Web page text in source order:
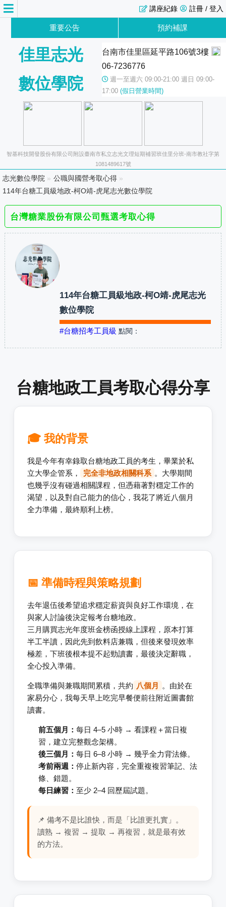
註冊 / 登入
講座紀錄
重要公告 預約補課
佳里志光
數位學院
台南市佳里區延平路106號3樓
06-7236776
週一至週六 09:00-21:00 週日 09:00-
17:00 (假日營業時間)
智基科技開發股份有限公司附設臺南市私立志光文理短期補習班佳里分班-南市教社字第
1081489617號
志光數位學院 » 公職與國營考取心得 »
114年台糖工員級地政-柯O靖-虎尾志光數位學院
台灣糖業股份有限公司甄選考取心得
114年台糖工員級地政-柯O靖-虎尾志光
數位學院
#台糖招考工員級 點閱：
台糖地政工員考取心得分享
🎓 我的背景
我是今年有幸錄取台糖地政工員的考生，畢業於私
立大學企管系，
完全非地政相關科系 。大學期間
也幾乎沒有碰過相關課程，但憑藉著對穩定工作的
渴望，以及對自己能力的信心，我花了將近八個月
全力準備，最終順利上榜。
📅 準備時程與策略規劃
去年退伍後希望追求穩定薪資與良好工作環境，在
與家人討論後決定報考台糖地政。
三月購買志光年度班金榜函授線上課程，原本打算
半工半讀，因此先到飲料店兼職，但後來發現效率
極差，下班後根本提不起勁讀書，最後決定辭職，
全心投入準備。
全職準備與兼職期間累積，共約 八個月
。由於在
家易分心，我每天早上吃完早餐便前往附近圖書館
讀書。
前五個月： 每日 4–5 小時 → 看課程＋當日複
習，建立完整觀念架構。
後三個月： 每日 6–8 小時 → 幾乎全力背法條。
考前兩週： 停止新內容，完全重複複習筆記、法
條、錯題。
每日練習： 至少 2–4 回歷屆試題。
📌 備考不是比誰快，而是「比誰更扎實」。
讀熟 → 複習 → 提取 → 再複習，就是最有效
的方法。